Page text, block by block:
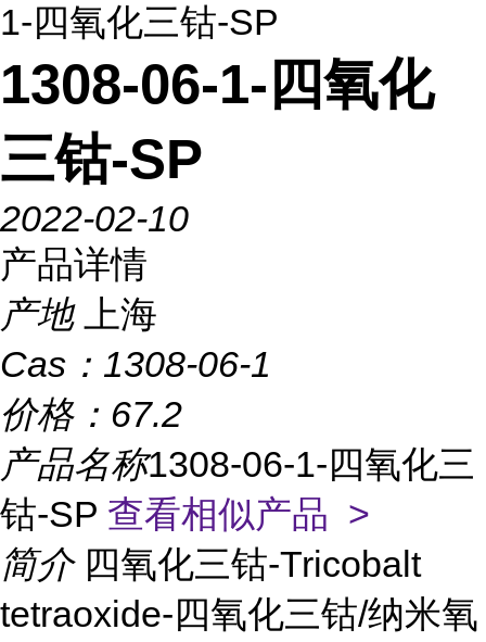
1-四氧化三钴-SP
1308-06-1-四氧化
三钴-SP
2022-02-10
产品详情
产地
上海
Cas： 1308-06-1
价格： 67.2
产品名称1308-06-1-四氧化三
钴-SP 查看相似产品 >
简介 四氧化三钴-Tricobalt
tetraoxide-四氧化三钴/纳米氧